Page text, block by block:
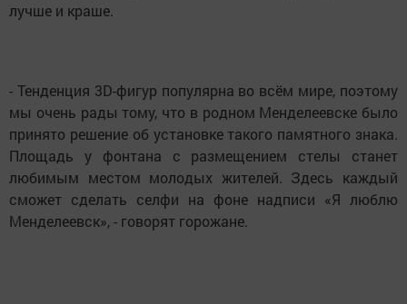
лучше и краше.
- Тенденция 3D-фигур популярна во всём мире, поэтому
мы очень рады тому, что в родном Менделеевске было
принято решение об установке такого памятного знака.
Площадь у фонтана с размещением стелы станет
любимым местом молодых жителей. Здесь каждый
сможет сделать селфи на фоне надписи «Я люблю
Менделеевск», - говорят горожане.